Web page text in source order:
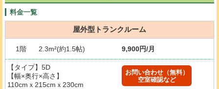
料金一覧
屋外型トランクルーム
1階 2.3m²(約1.5帖) 9,900円/月
【タイプ】5D
【幅×奥行×高さ】
110cmｘ215cmｘ230cm
お問い合わせ（無料）
空室確認など